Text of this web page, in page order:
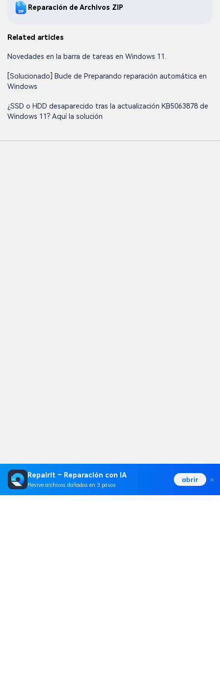
Repairit – Reparación con IA
Revive archivos dañados en 3 pasos
abrir
Reparación de Archivos ZIP
Related articles
Novedades en la barra de tareas en Windows 11.
[Solucionado] Bucle de Preparando reparación automática en
Windows
¿SSD o HDD desaparecido tras la actualización KB5063878 de
Windows 11? Aquí la solución